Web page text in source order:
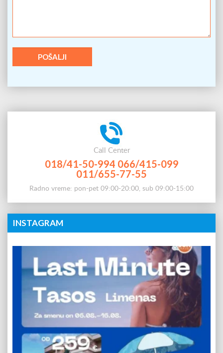
Call Center
018/41-50-994 066/415-099
011/655-77-55
Radno vreme: pon-pet 09:00-20:00, sub 09:00-15:00
INSTAGRAM